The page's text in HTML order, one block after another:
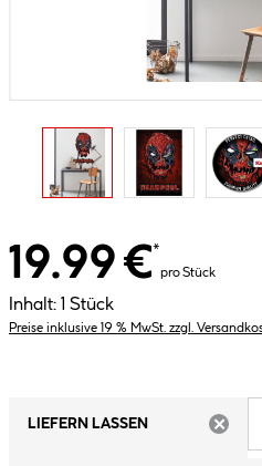
19.99 €*
pro Stück
Inhalt: 1 Stück
Preise inklusive 19 % MwSt. zzgl.
LIEFERN LASSEN